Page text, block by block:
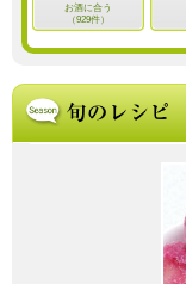
お酒に合う
（929件）